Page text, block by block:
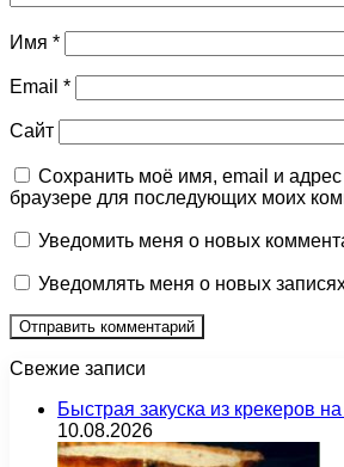
Имя *
Email *
Сайт
Сохранить моё имя, email и адрес
браузере для последующих моих
Уведомить меня о новых
Уведомлять меня о новых
Свежие записи
Быстрая закуска из крекеров
10.08.2026